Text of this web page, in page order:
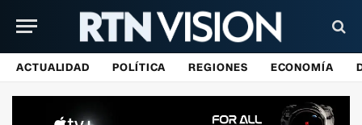
ACTUALIDAD POLÍTICA REGIONES ECONOMÍA